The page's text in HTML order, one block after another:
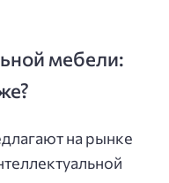
мебели:
на рынке